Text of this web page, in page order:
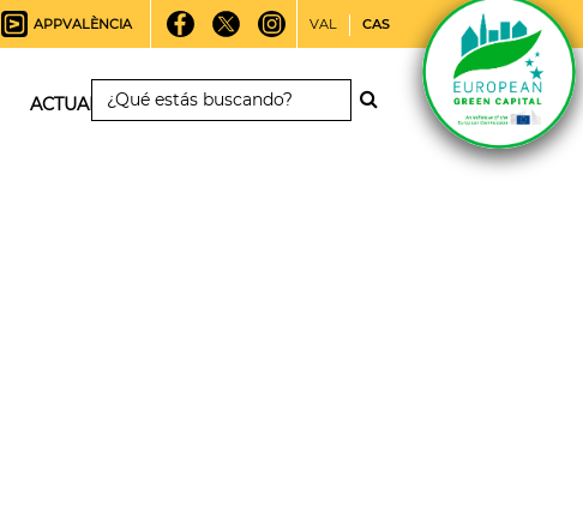
APPVALÈNCIA VAL CAS
ACTUALIDAD